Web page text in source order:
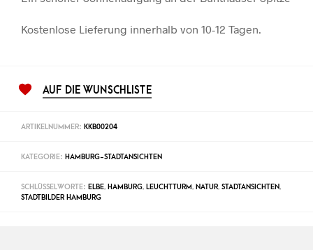
Kostenlose Lieferung innerhalb von 10-12 Tagen.
AUF DIE WUNSCHLISTE
ARTIKELNUMMER: KKB00204
KATEGORIE: HAMBURG-STADTANSICHTEN
SCHLÜSSELWORTE: ELBE, HAMBURG, LEUCHTTURM, NATUR, STADTANSICHTEN,
STADTBILDER HAMBURG